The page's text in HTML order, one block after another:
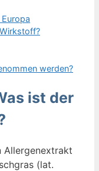
werden?
ist der
Allergenextrakt
(lat.